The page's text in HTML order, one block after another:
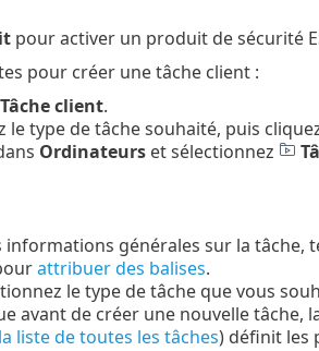
pour activer un produit de sécurité
pour créer une tâche client :
Tâche client.
le type de tâche souhaité, puis
Ordinateurset sélectionnez
informations générales sur la tâche,
attribuer des balises.
le type de tâche que vous
avant de créer une nouvelle tâche,
la liste de toutes les tâches) définit les